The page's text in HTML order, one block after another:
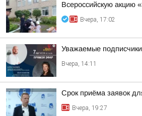
Всероссийскую акцию
Вчера, 17:02
Уважаемые
Вчера, 14:11
Срок приёма заявок
Вчера, 19:27